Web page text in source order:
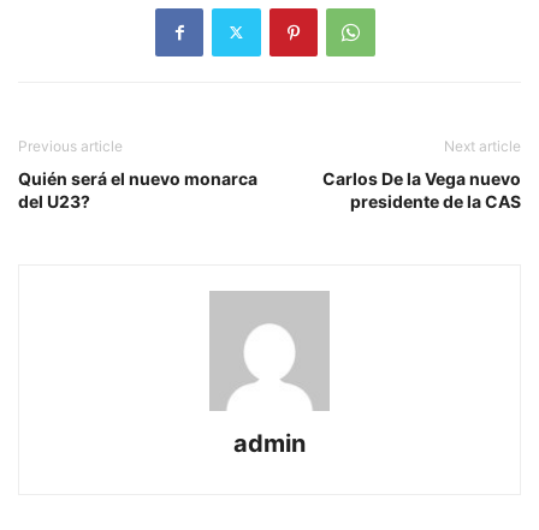
Previous article
Quién será el nuevo monarca
del U23?
Next article
Carlos De la Vega nuevo
presidente de la CAS
admin